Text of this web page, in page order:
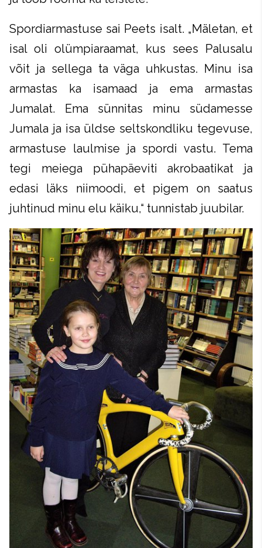
Spordiarmastuse sai Peets isalt. „Mäletan, et
isal oli olümpiaraamat, kus sees Palusalu
võit ja sellega ta väga uhkustas. Minu isa
armastas ka isamaad ja ema armastas
Jumalat. Ema sünnitas minu südamesse
Jumala ja isa üldse seltskondliku tegevuse,
armastuse laulmise ja spordi vastu. Tema
tegi meiega pühapäeviti akrobaatikat ja
edasi läks niimoodi, et pigem on saatus
juhtinud minu elu käiku,“ tunnistab juubilar.